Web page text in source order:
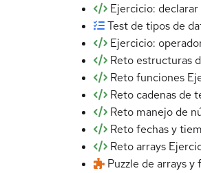
Ejercicio:
Test de tipos de
Ejercicio:
Reto estructuras
Reto funciones
Reto cadenas de
Reto manejo de
Reto fechas y
Reto arrays
Puzzle de arrays y